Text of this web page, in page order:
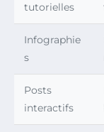
tutorielles
Infographie
s
Posts
interactifs